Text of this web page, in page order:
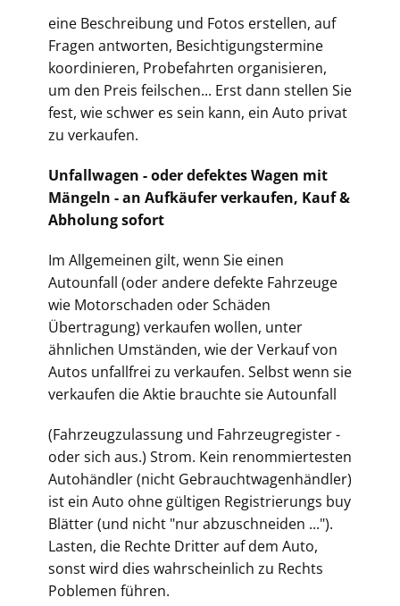
eine Beschreibung und Fotos erstellen, auf
Fragen antworten, Besichtigungstermine
koordinieren, Probefahrten organisieren,
um den Preis feilschen... Erst dann stellen Sie
fest, wie schwer es sein kann, ein Auto privat
zu verkaufen.
Unfallwagen - oder defektes Wagen mit
Mängeln - an Aufkäufer verkaufen, Kauf &
Abholung sofort
Im Allgemeinen gilt, wenn Sie einen
Autounfall (oder andere defekte Fahrzeuge
wie Motorschaden oder Schäden
Übertragung) verkaufen wollen, unter
ähnlichen Umständen, wie der Verkauf von
Autos unfallfrei zu verkaufen. Selbst wenn sie
verkaufen die Aktie brauchte sie Autounfall
(Fahrzeugzulassung und Fahrzeugregister -
oder sich aus.) Strom. Kein renommiertesten
Autohändler (nicht Gebrauchtwagenhändler)
ist ein Auto ohne gültigen Registrierungs buy
Blätter (und nicht "nur abzuschneiden ...").
Lasten, die Rechte Dritter auf dem Auto,
sonst wird dies wahrscheinlich zu Rechts
Poblemen führen.